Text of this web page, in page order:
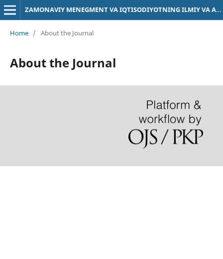
ZAMONAVIY MENEGMENT VA IQTISODIYOTNING ILMIY VA AMALIY MUAMMOLARI
Home / About the Journal
About the Journal